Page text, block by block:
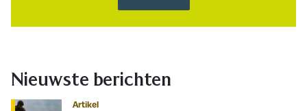
Nieuwste berichten
Artikel